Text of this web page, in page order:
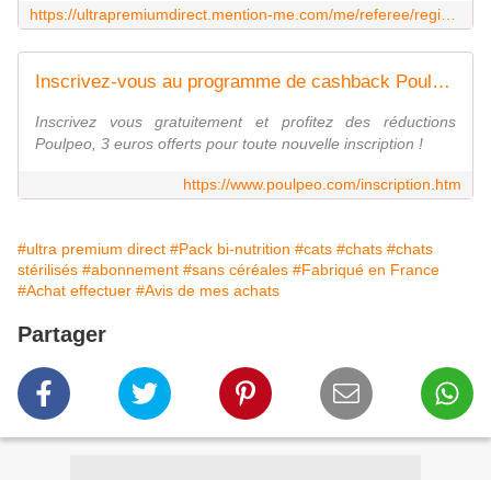
Inscrivez-vous au programme de cashback Poulpeo
Inscrivez vous gratuitement et profitez des réductions
Poulpeo, 3 euros offerts pour toute nouvelle inscription !
https://www.poulpeo.com/inscription.htm
#ultra premium direct #Pack bi-nutrition #cats #chats #chats
stérilisés #abonnement #sans céréales #Fabriqué en France
#Achat effectuer #Avis de mes achats
Partager